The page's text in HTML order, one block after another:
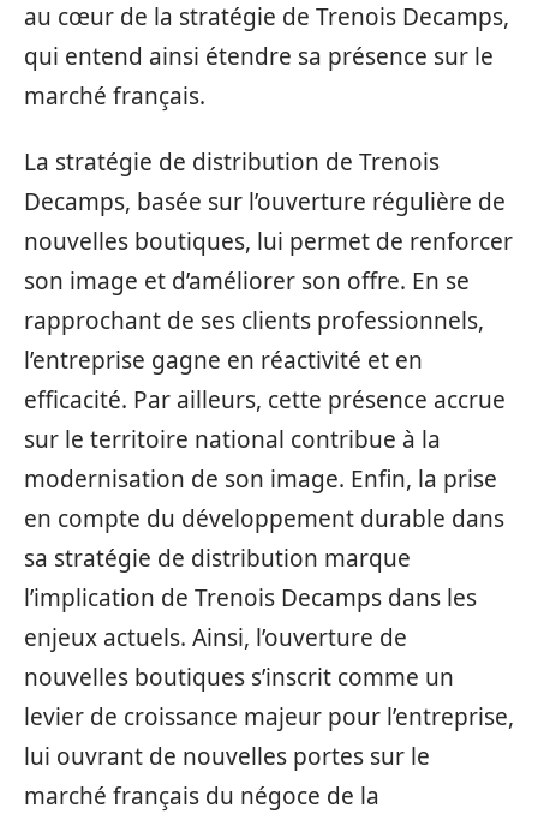
au cœur de la stratégie de Trenois Decamps,
qui entend ainsi étendre sa présence sur le
marché français.
La stratégie de distribution de Trenois
Decamps, basée sur l’ouverture régulière de
nouvelles boutiques, lui permet de renforcer
son image et d’améliorer son offre. En se
rapprochant de ses clients professionnels,
l’entreprise gagne en réactivité et en
efficacité. Par ailleurs, cette présence accrue
sur le territoire national contribue à la
modernisation de son image. Enfin, la prise
en compte du développement durable dans
sa stratégie de distribution marque
l’implication de Trenois Decamps dans les
enjeux actuels. Ainsi, l’ouverture de
nouvelles boutiques s’inscrit comme un
levier de croissance majeur pour l’entreprise,
lui ouvrant de nouvelles portes sur le
marché français du négoce de la